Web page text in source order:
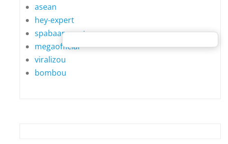
asean
hey-expert
spabaansuerte
megaofficial
viralizou
bombou